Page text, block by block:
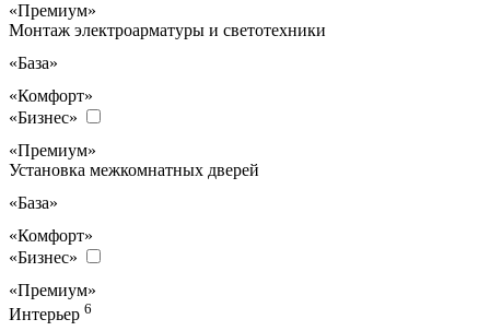
«Премиум»
Монтаж электроарматуры и светотехники
«База»
«Комфорт»
«Бизнес»
«Премиум»
Установка межкомнатных дверей
«База»
«Комфорт»
«Бизнес»
«Премиум»
Интерьер 6